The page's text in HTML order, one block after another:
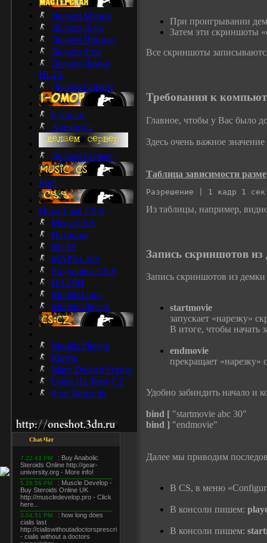
Делаем Мувик
Делаем Лого
Делаем Прицел
Делаем Фон
Делаем Демки
HLTV
Делаем Спрайт
Стишки
Анекдоты
Делаем Сервер
Mp3
DownLoad CS:S
Menu CS:S
Патроны
BOTS
MAPS CS:S
Programms CS:S
ПАТЧИ
Models Guns
Models Players
Models Players
Карты
Maps Deleted Scenes
Обои На Тему CZ
Фон Консоли
Chat-Чат
При проигрывании
Затем эти скриншоты
Все скриншоты
Требования к
Главное, чтобы у Вас было
Здесь очень важное
Таблица зависимости
Разрешение | 1 кадр 1
Из таблицы, например,
Запись скриншотов из
Запись скриншотов из
startmovie
запускает «нарезку»
В итоге, чтобы начать
endmovie
прекращает «нарезку»
Удобно забиндить начало и
bind [ "startmovie abc 30"
bind ] "endmovie"
Далее мы приводим
В CS, в меню
В консоли пишем:
В консоли пишем: